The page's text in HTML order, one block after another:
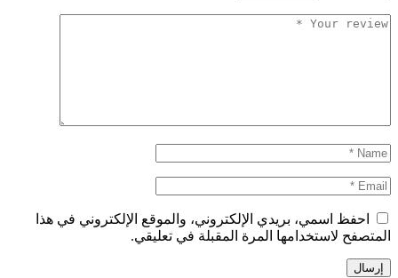
احفظ اسمي، بريدي الإلكتروني، والموقع الإلكتروني في هذا
المتصفح لاستخدامها المرة المقبلة في تعليقي.